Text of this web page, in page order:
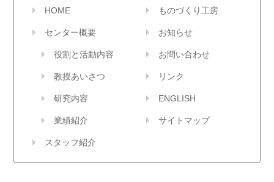
HOME
センター概要
役割と活動内容
教授あいさつ
研究内容
業績紹介
スタッフ紹介
ものづくり工房
お知らせ
お問い合わせ
リンク
ENGLISH
サイトマップ